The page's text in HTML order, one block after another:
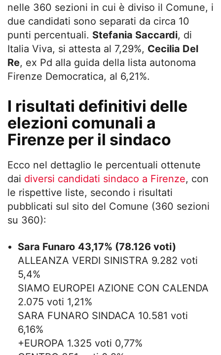
nelle 360 sezioni in cui è diviso il Comune, i
due candidati sono separati da circa 10
punti percentuali. Stefania Saccardi, di
Italia Viva, si attesta al 7,29%, Cecilia Del
Re, ex Pd alla guida della lista autonoma
Firenze Democratica, al 6,21%.
I risultati definitivi delle
elezioni comunali a
Firenze per il sindaco
Ecco nel dettaglio le percentuali ottenute
dai diversi candidati sindaco a Firenze, con
le rispettive liste, secondo i risultati
pubblicati sul sito del Comune (360 sezioni
su 360):
Sara Funaro 43,17% (78.126 voti)
ALLEANZA VERDI SINISTRA 9.282 voti
5,4%
SIAMO EUROPEI AZIONE CON CALENDA
2.075 voti 1,21%
SARA FUNARO SINDACA 10.581 voti
6,16%
+EUROPA 1.325 voti 0,77%